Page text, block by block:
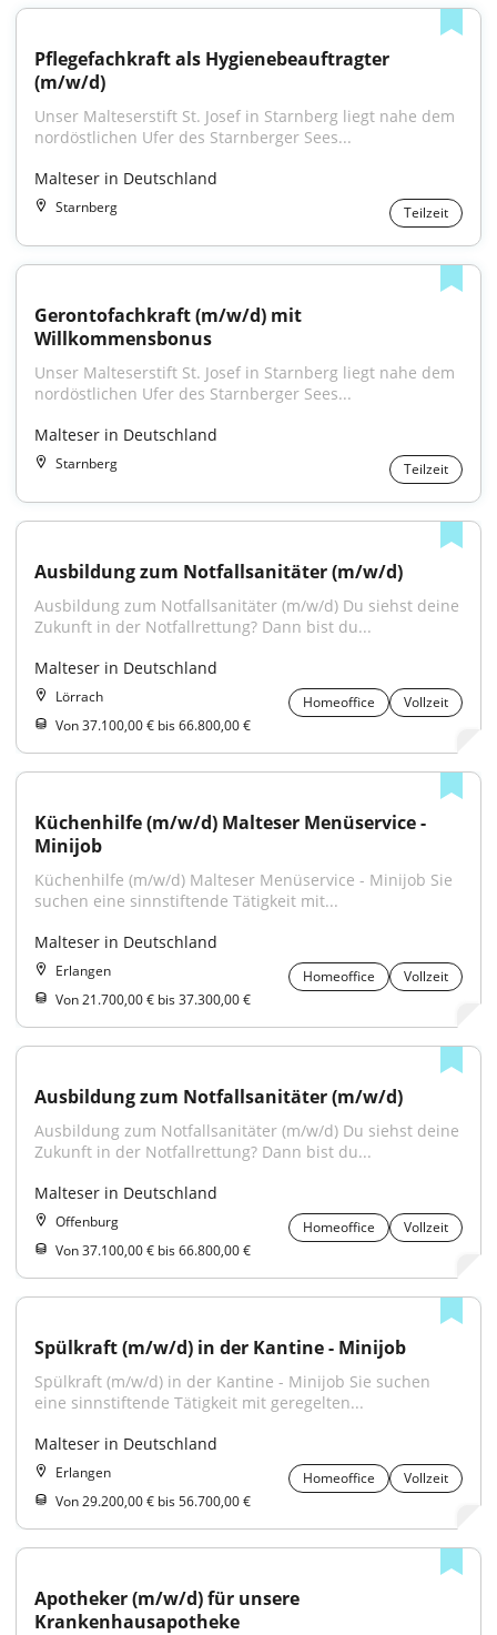
Pflegefachkraft als Hygienebeauftragter
(m/w/d)
Unser Malteserstift St. Josef in Starnberg liegt nahe dem
nordöstlichen Ufer des Starnberger Sees...
Malteser in Deutschland
Starnberg Teilzeit
Gerontofachkraft (m/w/d) mit
Willkommensbonus
Unser Malteserstift St. Josef in Starnberg liegt nahe dem
nordöstlichen Ufer des Starnberger Sees...
Malteser in Deutschland
Starnberg Teilzeit
Ausbildung zum Notfallsanitäter (m/w/d)
Ausbildung zum Notfallsanitäter (m/w/d) Du siehst deine
Zukunft in der Notfallrettung? Dann bist du...
Malteser in Deutschland
Lörrach Homeoffice
Vollzeit
Von 37.100,00 € bis 66.800,00 €
Küchenhilfe (m/w/d) Malteser Menüservice -
Minijob
Küchenhilfe (m/w/d) Malteser Menüservice - Minijob Sie
suchen eine sinnstiftende Tätigkeit mit...
Malteser in Deutschland
Erlangen Homeoffice
Vollzeit
Von 21.700,00 € bis 37.300,00 €
Ausbildung zum Notfallsanitäter (m/w/d)
Ausbildung zum Notfallsanitäter (m/w/d) Du siehst deine
Zukunft in der Notfallrettung? Dann bist du...
Malteser in Deutschland
Offenburg Homeoffice
Vollzeit
Von 37.100,00 € bis 66.800,00 €
Spülkraft (m/w/d) in der Kantine - Minijob
Spülkraft (m/w/d) in der Kantine - Minijob Sie suchen
eine sinnstiftende Tätigkeit mit geregelten...
Malteser in Deutschland
Erlangen Homeoffice
Vollzeit
Von 29.200,00 € bis 56.700,00 €
Apotheker (m/w/d) für unsere
Krankenhausapotheke